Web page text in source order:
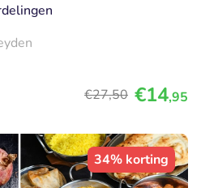
€27,50 €14,95
34% korting